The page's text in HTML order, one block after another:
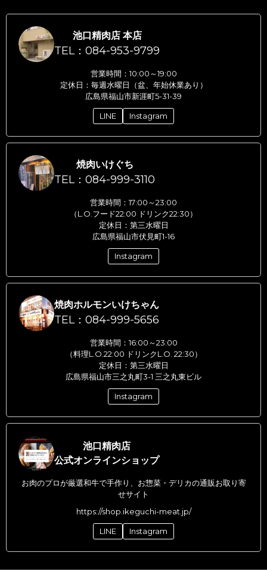
池口精肉店 本店
TEL：084-953-9799
営業時間：10:00～19:00
定休日：毎週水曜日（盆、年始休業あり）
広島県福山市新涯町5-31-39
LINE Instagram
焼肉いけぐち
TEL：084-999-3110
営業時間：17:00～23:00
（L.O.フード22:00 ドリンク22:30）
定休日：第三水曜日
広島県福山市伏見町1-16
Instagram
焼肉ホルモンいけちゃん
TEL：084-999-5656
営業時間：16:00～23:00
（料理L.O.22:00 ドリンクL.O. 22:30）
定休日：第三水曜日
広島県福山市三之丸町3-1 三之丸東ビル
Instagram
池口精肉店
公式オンラインショップ
お肉のプロが厳選和牛で手作り、お惣菜・デリカの通販お取り寄
せサイト
https://shop.ikeguchi-meat.jp/
LINE Instagram